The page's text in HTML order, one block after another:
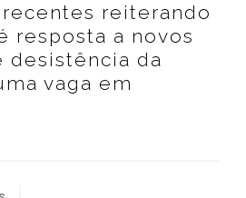
reiterando
resposta a novos
desistência da
vaga em